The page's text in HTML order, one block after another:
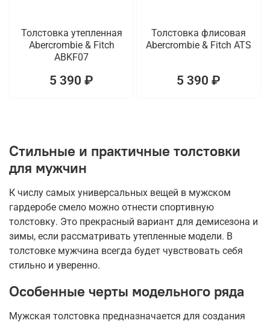
Толстовка утепленная
Abercrombie & Fitch
ABKF07
5 390 ₽
Толстовка флисовая
Abercrombie & Fitch ATS
5 390 ₽
Стильные и практичные толстовки
для мужчин
К числу самых универсальных вещей в мужском
гардеробе смело можно отнести спортивную
толстовку. Это прекрасный вариант для демисезона и
зимы, если рассматривать утепленные модели. В
толстовке мужчина всегда будет чувствовать себя
стильно и уверенно.
Особенные черты модельного ряда
Мужская толстовка предназначается для создания